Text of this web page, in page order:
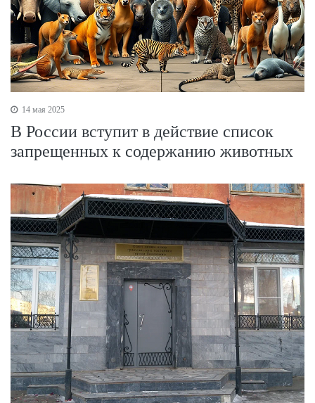
14 мая 2025
В России вступит в действие список
запрещенных к содержанию животных